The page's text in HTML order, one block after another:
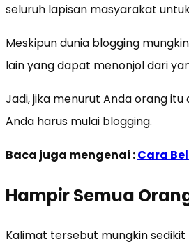
seluruh lapisan masyarakat
Meskipun dunia blogging
lain yang dapat menonjol dari
Jadi, jika menurut Anda orang
Anda harus mulai blogging.
Baca juga mengenai :Cara
Hampir Semua
Kalimat tersebut mungkin